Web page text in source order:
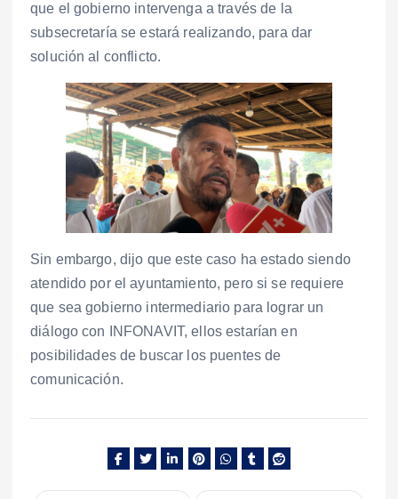
que el gobierno intervenga a través de la
subsecretaría se estará realizando, para dar
solución al conflicto.
Sin embargo, dijo que este caso ha estado siendo
atendido por el ayuntamiento, pero si se requiere
que sea gobierno intermediario para lograr un
diálogo con INFONAVIT, ellos estarían en
posibilidades de buscar los puentes de
comunicación.